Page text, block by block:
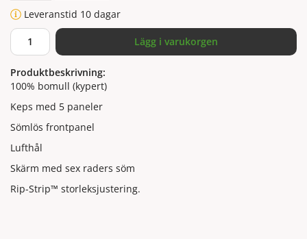
Leveranstid 10 dagar
Lägg i varukorgen
Produktbeskrivning:
100% bomull (kypert)
Keps med 5 paneler
Sömlös frontpanel
Lufthål
Skärm med sex raders söm
Rip-Strip™ storleksjustering.